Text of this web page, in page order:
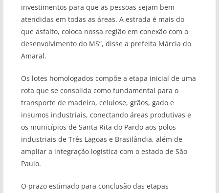
investimentos para que as pessoas sejam bem
atendidas em todas as áreas. A estrada é mais do
que asfalto, coloca nossa região em conexão com o
desenvolvimento do MS”, disse a prefeita Márcia do
Amaral.
Os lotes homologados compõe a etapa inicial de uma
rota que se consolida como fundamental para o
transporte de madeira, celulose, grãos, gado e
insumos industriais, conectando áreas produtivas e
os municípios de Santa Rita do Pardo aos polos
industriais de Três Lagoas e Brasilândia, além de
ampliar a integração logística com o estado de São
Paulo.
O prazo estimado para conclusão das etapas